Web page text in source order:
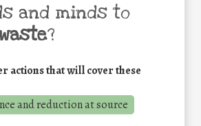
and minds to
?
actions that will cover these
and reduction at source